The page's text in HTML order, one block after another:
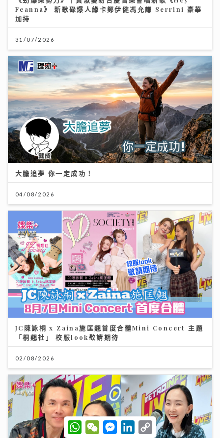
Feanna》 新歌碌爆人緣卡鄭伊健馮允謙 Serrini 豪華
加持
31/07/2026
大膽追夢 你一定成功！
04/08/2026
JC陳詠桐 x Zaina施匡翹首度合體Mini Concert 主題
「桐翹社」 校服look敬請期待
02/08/2026
W
h
W
e
M
e
L
C
o